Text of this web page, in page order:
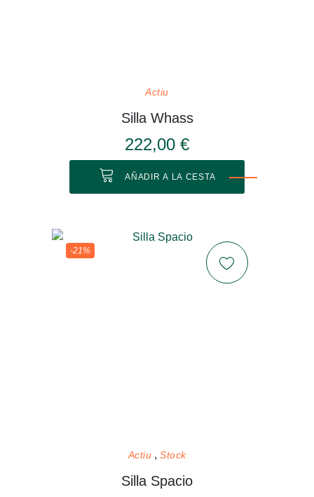
Actiu
Silla Whass
222,00 €
AÑADIR A LA CESTA
-21%
Actiu Stock
Silla Spacio